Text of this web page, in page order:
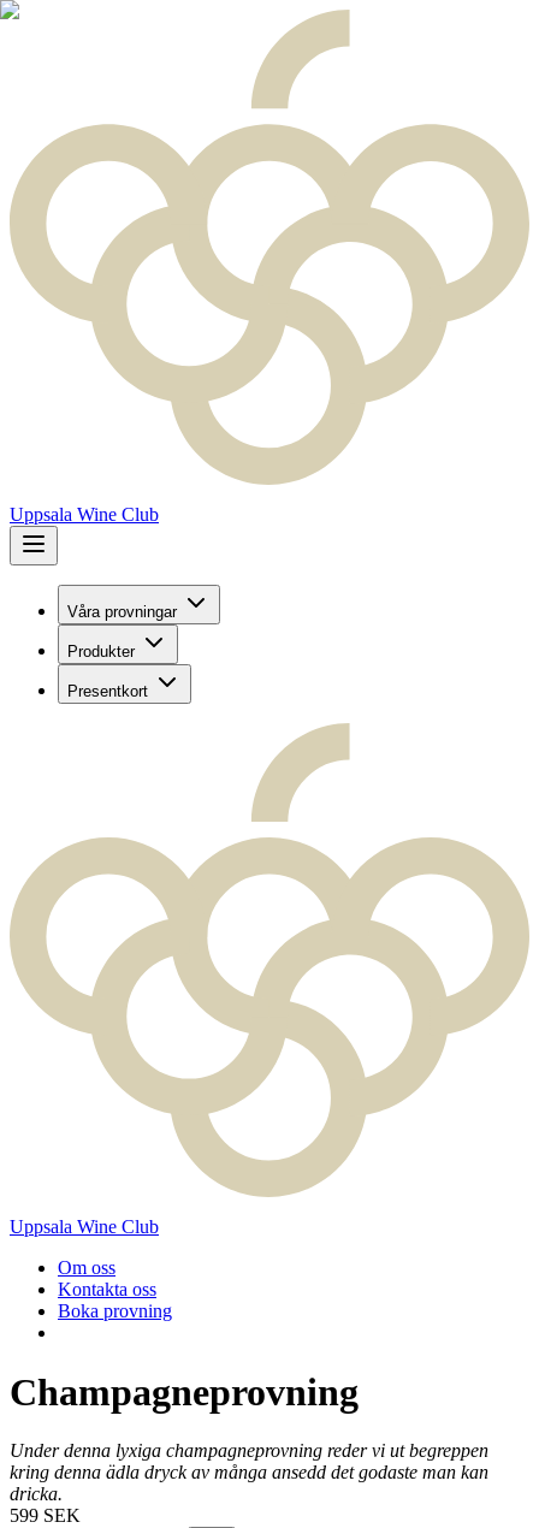
Uppsala Wine Club
Våra provningar
Produkter
Presentkort
Uppsala Wine Club
Om oss
Kontakta oss
Boka provning
Champagneprovning
Under denna lyxiga champagneprovning reder vi ut begreppen
kring denna ädla dryck av många ansedd det godaste man kan
dricka.
599 SEK